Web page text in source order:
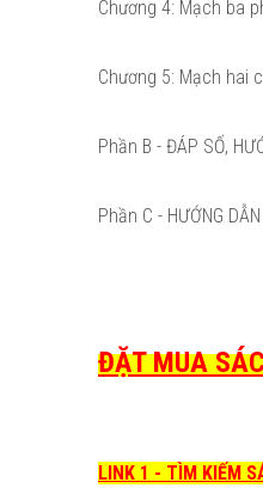
Chương 4: Mạch ba
Chương 5: Mạch hai
Phần B - ĐÁP SỐ,
Phần C - HƯỚNG
ĐẶT MUA
LINK 1 - TÌM KIẾM